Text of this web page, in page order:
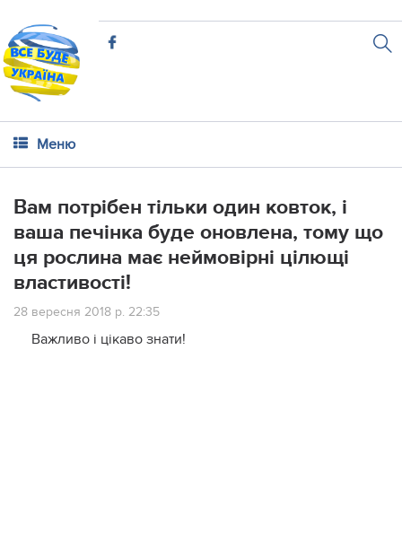
Меню
Вам потрібен тільки один ковток, і
ваша печінка буде оновлена, тому що
ця рослина має неймовірні цілющі
властивості!
28 вересня 2018 р. 22:35
Важливо і цікаво знати!